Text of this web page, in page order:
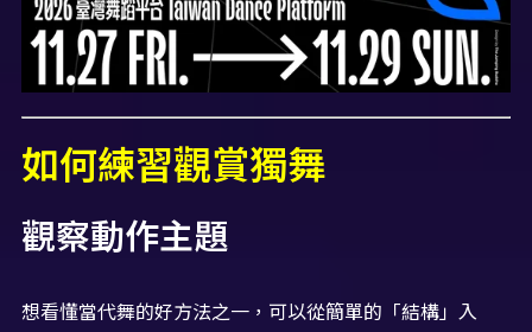
如何練習觀賞獨舞
觀察動作主題
想看懂當代舞的好方法之一，可以從簡單的「結構」入